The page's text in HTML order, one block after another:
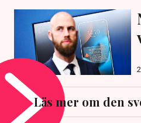
Läs mer om den